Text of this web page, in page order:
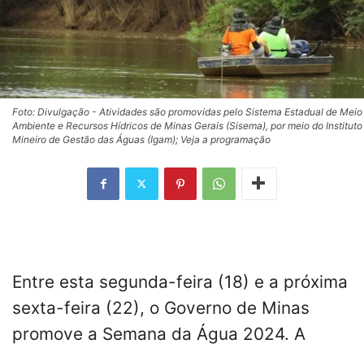
Foto: Divulgação - Atividades são promovidas pelo Sistema Estadual de Meio
Ambiente e Recursos Hídricos de Minas Gerais (Sisema), por meio do Instituto
Mineiro de Gestão das Águas (Igam); Veja a programação
Entre esta segunda-feira (18) e a próxima
sexta-feira (22), o Governo de Minas
promove a Semana da Água 2024. A